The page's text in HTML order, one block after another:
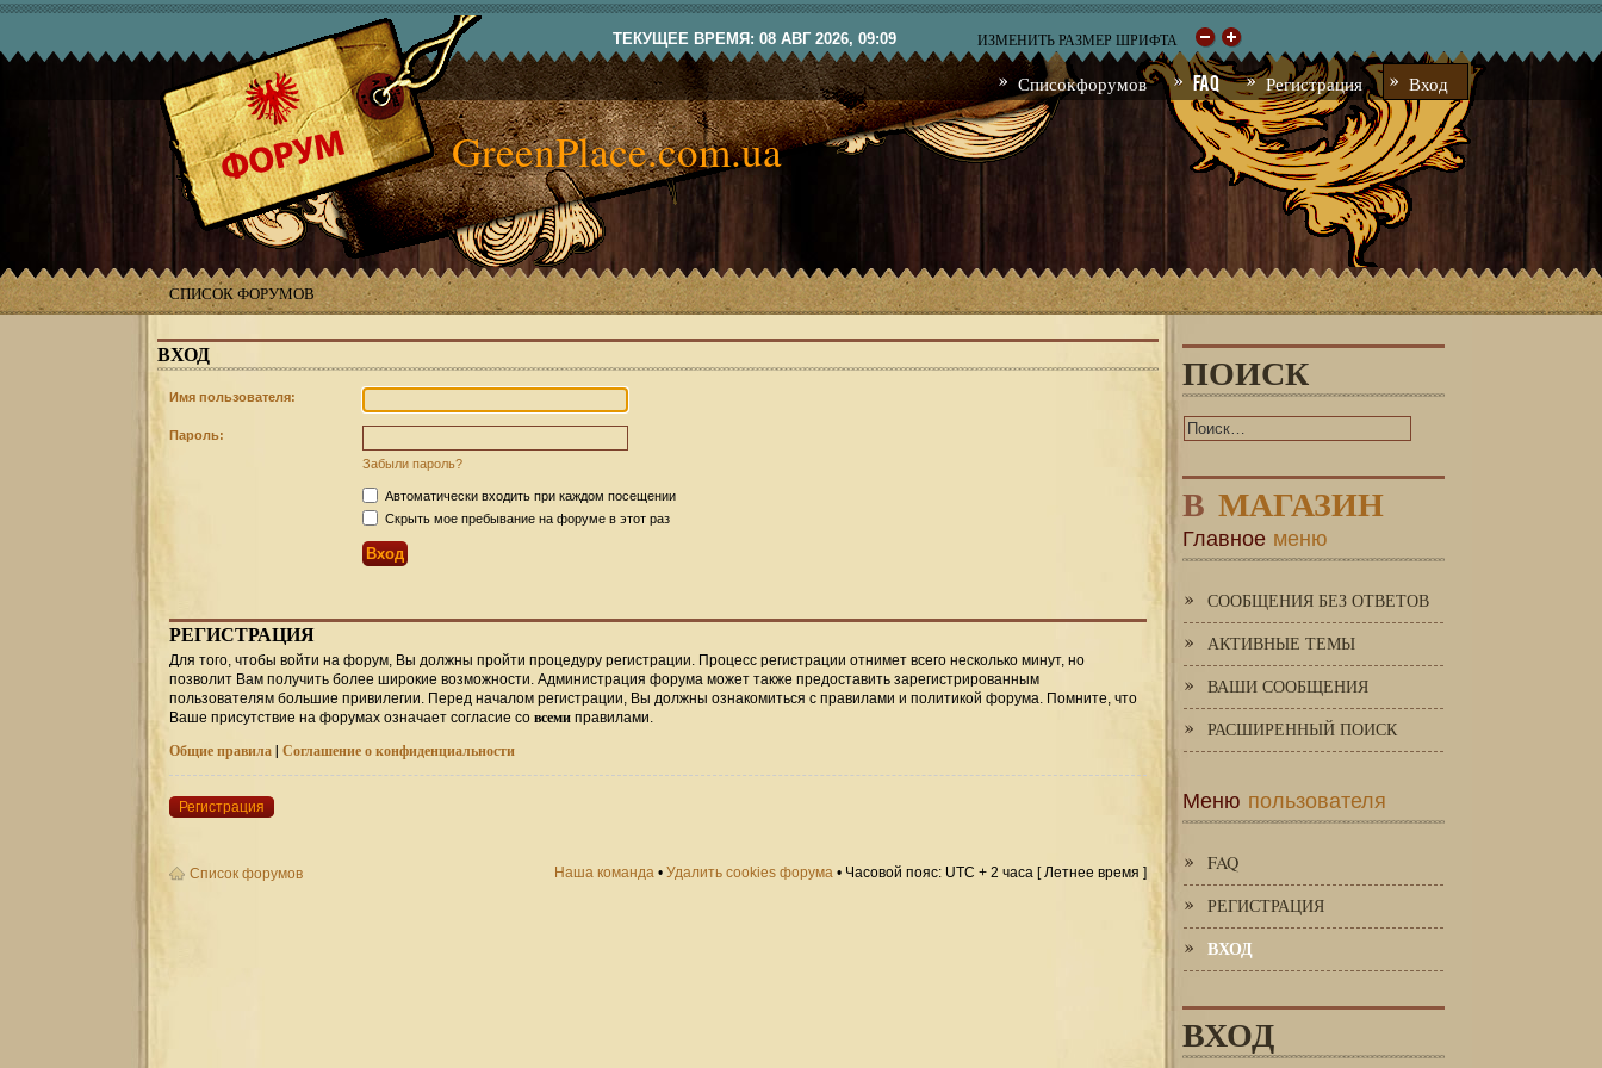
ТЕКУЩЕЕ ВРЕМЯ: 08 АВГ 2026, 09:09 ИЗМЕНИТЬ РАЗМЕР ШРИФТА
Список форумов FAQ Регистрация Вход
GreenPlace.com.ua
СПИСОК ФОРУМОВ
ВХОД
Имя пользователя:
Пароль:
Забыли пароль?
Автоматически входить при каждом посещении
Скрыть мое пребывание на форуме в этот раз
РЕГИСТРАЦИЯ
Для того, чтобы войти на форум, Вы должны пройти процедуру регистрации. Процесс регистрации отнимет всего несколько минут, но
позволит Вам получить более широкие возможности. Администрация форума может также предоставить зарегистрированным
пользователям большие привилегии. Перед началом регистрации, Вы должны ознакомиться с правилами и политикой форума. Помните, что
Ваше присутствие на форумах означает согласие со всеми правилами.
Общие правила| Соглашение о конфиденциальности
Регистрация
Список форумов Наша команда • Удалить cookies форума • Часовой пояс: UTC + 2 часа [ Летнее время ]
ПОИСК
В МАГАЗИН
Главное меню
СООБЩЕНИЯ БЕЗ ОТВЕТОВ
АКТИВНЫЕ ТЕМЫ
ВАШИ СООБЩЕНИЯ
РАСШИРЕННЫЙ ПОИСК
Меню пользователя
FAQ
РЕГИСТРАЦИЯ
ВХОД
ВХОД